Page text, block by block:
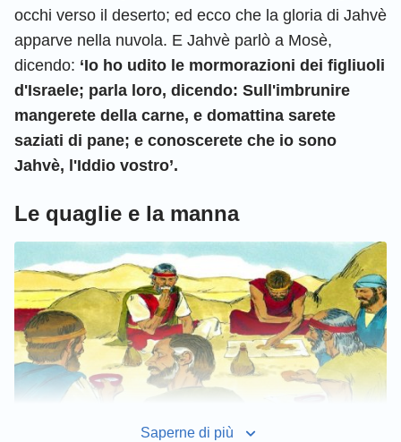
occhi verso il deserto; ed ecco che la gloria di Jahvè
apparve nella nuvola. E Jahvè parlò a Mosè,
dicendo: ‘Io ho udito le mormorazioni dei figliuoli
d'Israele; parla loro, dicendo: Sull'imbrunire
mangerete della carne, e domattina sarete
saziati di pane; e conoscerete che io sono
Jahvè, l'Iddio vostro’.
Le quaglie e la manna
Saperne di più